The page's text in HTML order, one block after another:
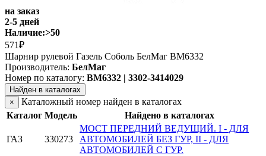
на заказ
2-5 дней
Наличие:>50
571₽
Шарнир рулевой Газель Соболь БелМаг BM6332
Производитель: БелМаг
Номер по каталогу: BM6332 | 3302-3414029
Найден в каталогах
×
Каталожный номер найден в каталогах
Каталог Модель Найдено в каталогах
ГАЗ 330273
МОСТ ПЕРЕДНИЙ ВЕДУЩИЙ. I - ДЛЯ
АВТОМОБИЛЕЙ БЕЗ ГУР, II - ДЛЯ
АВТОМОБИЛЕЙ С ГУР.